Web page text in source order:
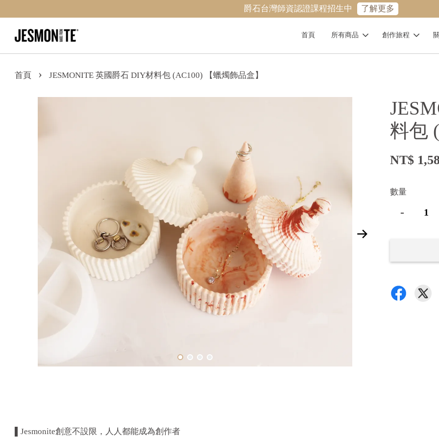
爵石台灣師資認證課程招生中 了解更多
首頁 所有商品 創作旅程
首頁 › JESMONITE 英國爵石 DIY材料包 (AC100) 【蠟燭飾品盒】
料包
NT$
數量
-
▌Jesmonite創意不設限，人人都能成為創作者